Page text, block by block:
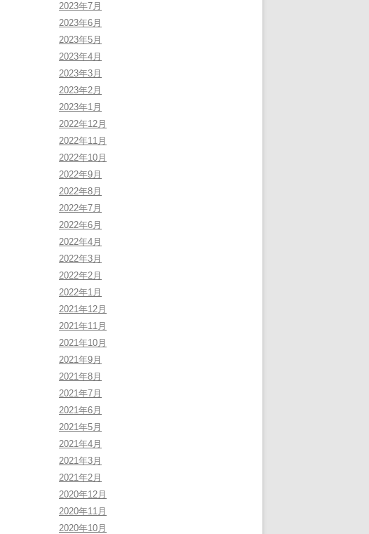
2023年7月
2023年6月
2023年5月
2023年4月
2023年3月
2023年2月
2023年1月
2022年12月
2022年11月
2022年10月
2022年9月
2022年8月
2022年7月
2022年6月
2022年4月
2022年3月
2022年2月
2022年1月
2021年12月
2021年11月
2021年10月
2021年9月
2021年8月
2021年7月
2021年6月
2021年5月
2021年4月
2021年3月
2021年2月
2020年12月
2020年11月
2020年10月